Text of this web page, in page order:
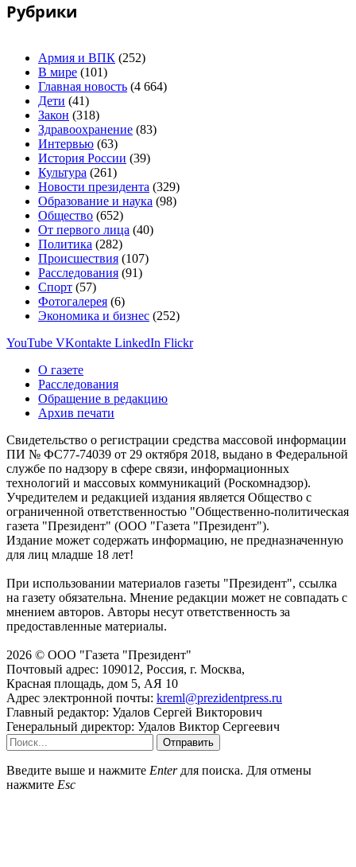
Рубрики
Армия и ВПК (252)
В мире (101)
Главная новость (4 664)
Дети (41)
Закон (318)
Здравоохранение (83)
Интервью (63)
История России (39)
Культура (261)
Новости президента (329)
Образование и наука (98)
Общество (652)
От первого лица (40)
Политика (282)
Происшествия (107)
Расследования (91)
Спорт (57)
Фотогалерея (6)
Экономика и бизнес (252)
YouTube VKontakte LinkedIn Flickr
О газете
Расследования
Обращение в редакцию
Архив печати
Свидетельство о регистрации средства массовой информации
ПИ № ФС77-74039 от 29 октября 2018, выдано в Федеральной
службе по надзору в сфере связи, информационных
технологий и массовых коммуникаций (Роскомнадзор).
Учредителем и редакцией издания является Общество с
ограниченной ответственностью "Общественно-политическая
газета "Президент" (ООО "Газета "Президент").
Издание может содержать информацию, не предназначенную
для лиц младше 18 лет!
При использовании материалов газеты "Президент", ссылка
на газету обязательна. Мнение редакции может не совпадать с
мнением авторов. Авторы несут ответственность за
предоставленные материалы.
2026 © ООО "Газета "Президент"
Почтовый адрес: 109012, Россия, г. Москва,
Красная площадь, дом 5, АЯ 10
Адрес электронной почты: kreml@prezidentpress.ru
Главный редактор: Удалов Сергей Викторович
Генеральный директор: Удалов Виктор Сергеевич
Отправить
Введите выше и нажмите Enterдля поиска. Для отмены
нажмите Esc